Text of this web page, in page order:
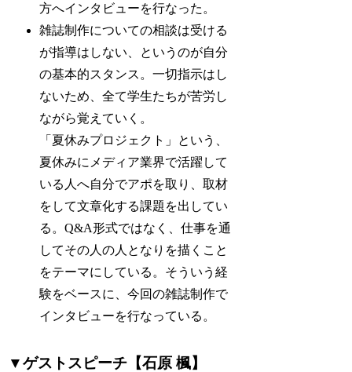
方へインタビューを行なった。
雑誌制作についての相談は受ける
が指導はしない、というのが自分
の基本的スタンス。一切指示はし
ないため、全て学生たちが苦労し
ながら覚えていく。
「夏休みプロジェクト」という、
夏休みにメディア業界で活躍して
いる人へ自分でアポを取り、取材
をして文章化する課題を出してい
る。Q&A形式ではなく、仕事を通
してその人の人となりを描くこと
をテーマにしている。そういう経
験をベースに、今回の雑誌制作で
インタビューを行なっている。
▼ゲストスピーチ【石原 楓】